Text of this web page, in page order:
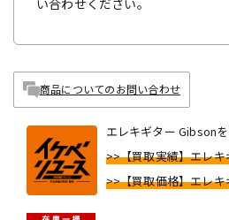
商品についてのお問い合わせ
エレキギター Gibson
>>【買取実績】エレ
>>【買取価格】エレ